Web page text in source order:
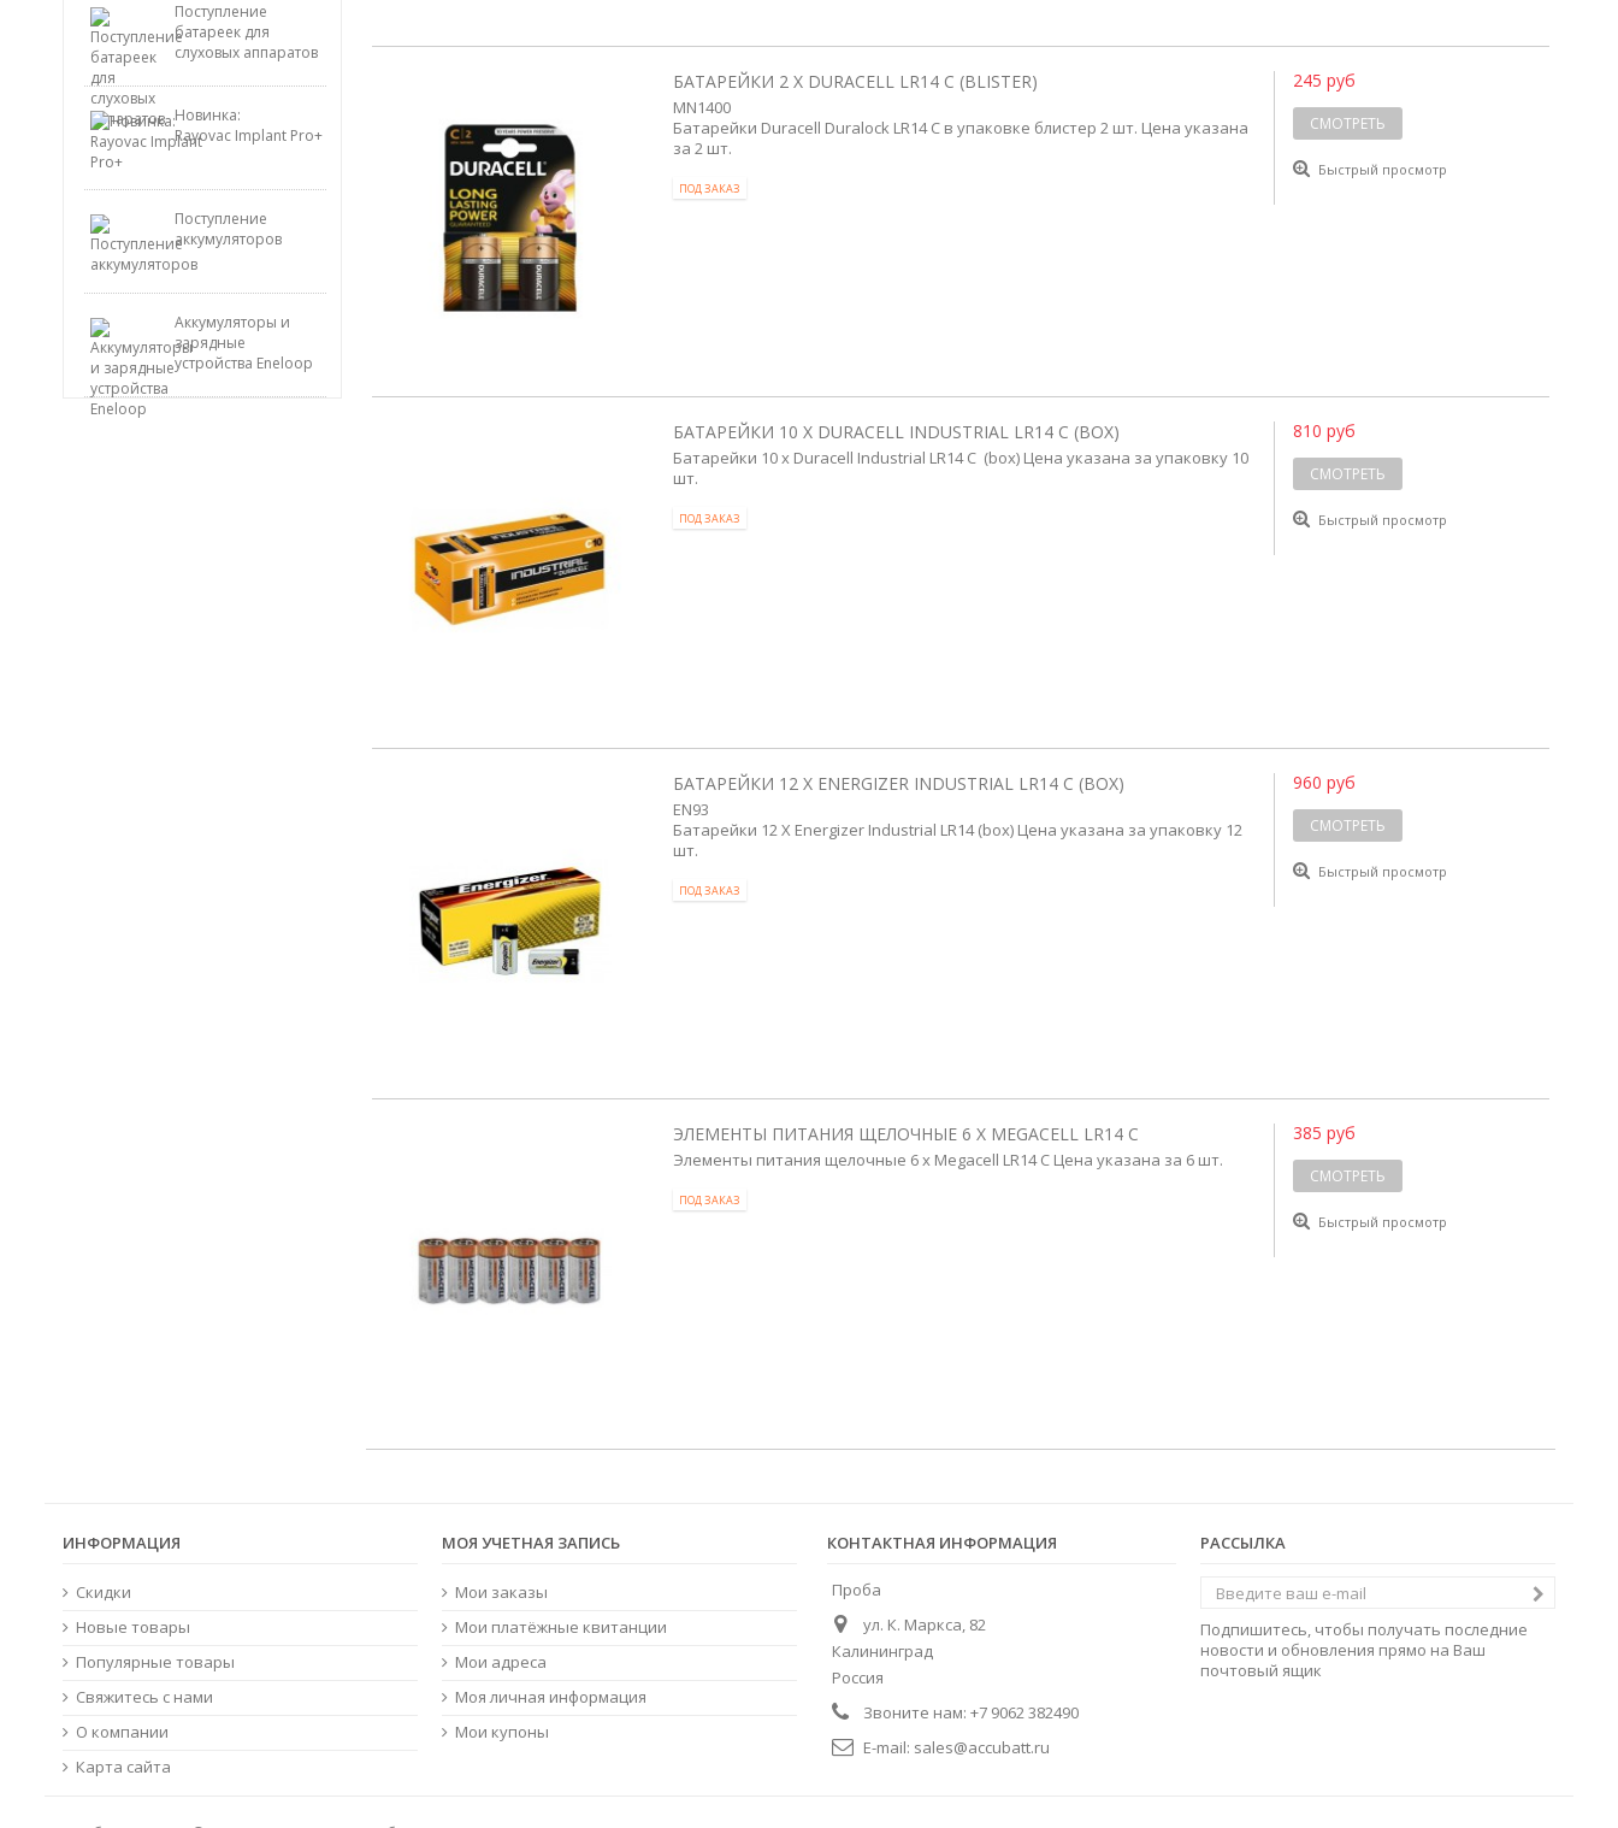
БАТАРЕЙКИ 2 X DURACELL LR14 C (BLISTER)
MN1400
Батарейки Duracell Duralock LR14 C в упаковке блистер 2 шт. Цена указана
за 2 шт.
ПОД ЗАКАЗ
245 руб
СМОТРЕТЬ
Быстрый просмотр
БАТАРЕЙКИ 10 X DURACELL INDUSTRIAL LR14 C (BOX)
Батарейки 10 x Duracell Industrial LR14 C (box) Цена указана за упаковку 10
шт.
ПОД ЗАКАЗ
810 руб
СМОТРЕТЬ
Быстрый просмотр
БАТАРЕЙКИ 12 X ENERGIZER INDUSTRIAL LR14 C (BOX)
EN93
Батарейки 12 X Energizer Industrial LR14 (box) Цена указана за упаковку 12
шт.
ПОД ЗАКАЗ
960 руб
СМОТРЕТЬ
Быстрый просмотр
ЭЛЕМЕНТЫ ПИТАНИЯ ЩЕЛОЧНЫЕ 6 X MEGACELL LR14 C
Элементы питания щелочные 6 x Megacell LR14 C Цена указана за 6 шт.
ПОД ЗАКАЗ
385 руб
СМОТРЕТЬ
Быстрый просмотр
Поступление
батареек для
слуховых аппаратов
Новинка:
Rayovac Implant Pro+
Поступление
аккумуляторов
Аккумуляторы и
зарядные
устройства Eneloop
ИНФОРМАЦИЯ
Скидки
Новые товары
Популярные товары
Свяжитесь с нами
О компании
Карта сайта
МОЯ УЧЕТНАЯ ЗАПИСЬ
Мои заказы
Мои платёжные квитанции
Мои адреса
Моя личная информация
Мои купоны
КОНТАКТНАЯ ИНФОРМАЦИЯ
Проба
ул. К. Маркса, 82
Калининград
Россия
Звоните нам: +7 9062 382490
E-mail: sales@accubatt.ru
РАССЫЛКА
Подпишитесь, чтобы получать последние
новости и обновления прямо на Ваш
почтовый ящик